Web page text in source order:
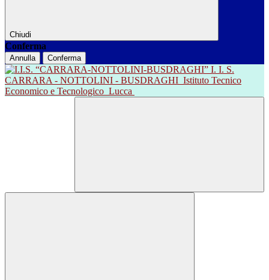
Chiudi
Conferma
Annulla Conferma
I. I. S.
CARRARA - NOTTOLINI - BUSDRAGHI Istituto Tecnico
Economico e Tecnologico Lucca